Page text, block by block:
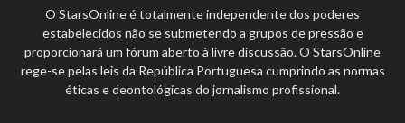
O StarsOnline é totalmente independente dos poderes
estabelecidos não se submetendo a grupos de pressão e
proporcionará um fórum aberto à livre discussão. O StarsOnline
rege-se pelas leis da República Portuguesa cumprindo as normas
éticas e deontológicas do jornalismo profissional.